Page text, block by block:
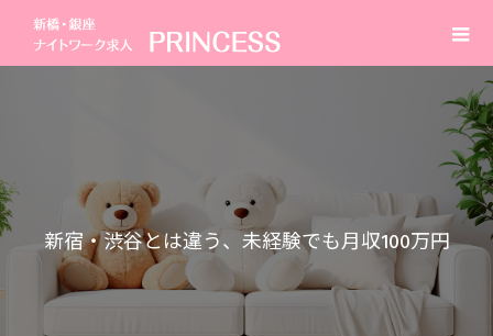
宿・ 渋谷とは 違う、 未経験でも月 収 100万円を 安
定して 狙える新橋エ リ